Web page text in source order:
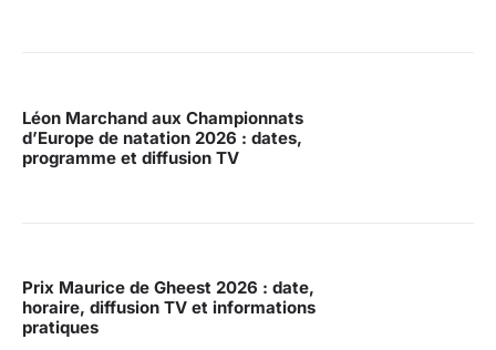
Léon Marchand aux Championnats
d’Europe de natation 2026 : dates,
programme et diffusion TV
Prix Maurice de Gheest 2026 : date,
horaire, diffusion TV et informations
pratiques